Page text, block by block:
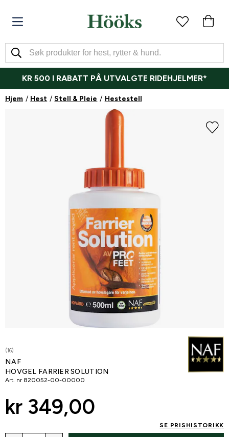
KR 500 I RABATT PÅ UTVALGTE RIDEHJELMER*
Hjem Hest Stell & Pleie Hestestell
(16)
NAF
HOVGEL FARRIER SOLUTION
Art. nr 820052-00-00000
kr 349,00
SE PRISHISTORIKK